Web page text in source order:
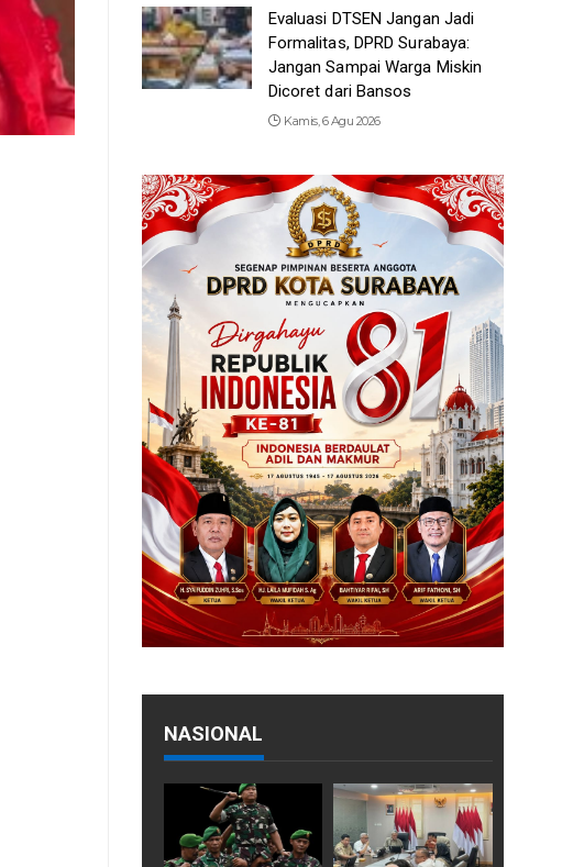
Evaluasi DTSEN Jangan Jadi
Formalitas, DPRD Surabaya:
Jangan Sampai Warga Miskin
Dicoret dari Bansos
Kamis, 6 Agu 2026
NASIONAL